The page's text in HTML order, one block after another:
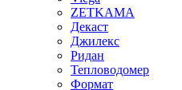
ZETKAMA
Декаст
Джилекс
Ридан
Тепловодомер
Формат